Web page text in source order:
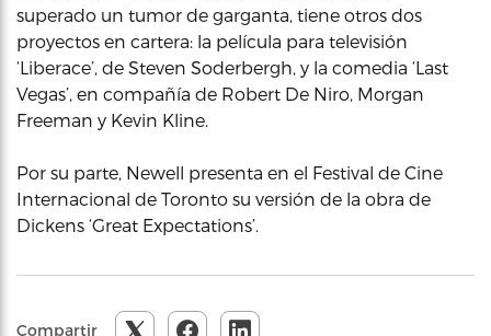
superado un tumor de garganta, tiene otros dos
proyectos en cartera: la película para televisión
‘Liberace’, de Steven Soderbergh, y la comedia ‘Last
Vegas’, en compañía de Robert De Niro, Morgan
Freeman y Kevin Kline.
Por su parte, Newell presenta en el Festival de Cine
Internacional de Toronto su versión de la obra de
Dickens ‘Great Expectations’.
Compartir